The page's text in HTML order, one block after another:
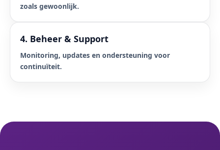
zoals gewoonlijk.
4. Beheer & Support
Monitoring, updates en ondersteuning voor
continuïteit.